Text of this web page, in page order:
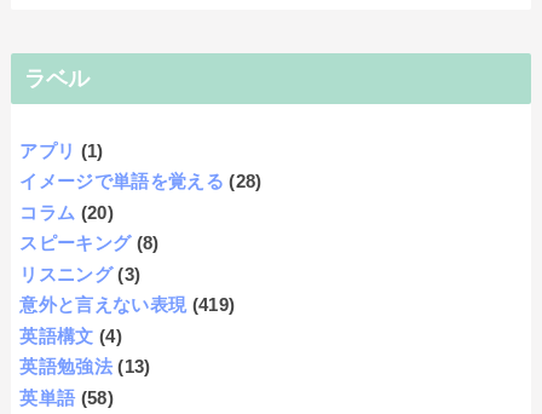
ラベル
アプリ (1)
イメージで単語を覚える (28)
コラム (20)
スピーキング (8)
リスニング (3)
意外と言えない表現 (419)
英語構文 (4)
英語勉強法 (13)
英単語 (58)